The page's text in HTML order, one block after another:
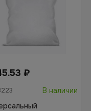
₽
В наличии